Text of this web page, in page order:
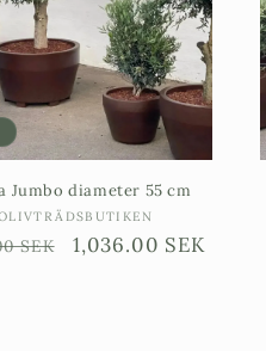
Jumbo diameter 55 cm
Säljare:
SEK Försäljningspris
1,036.00 SEK